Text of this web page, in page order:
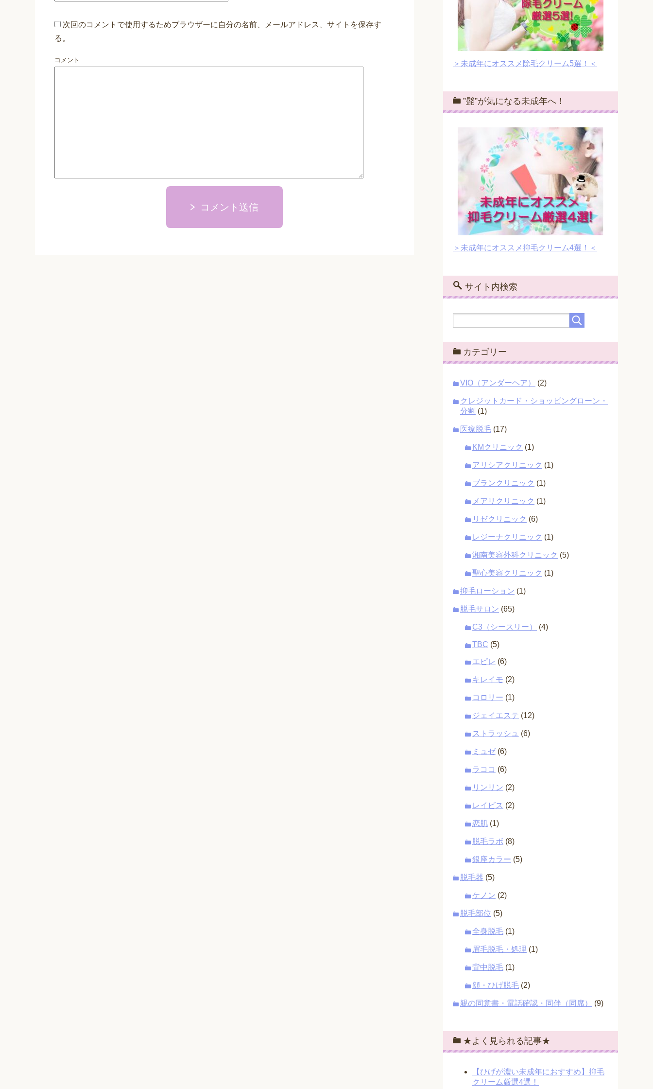
次回のコメントで使用するためブラウザーに自分の名前、メールアドレス、サイトを保存す
る。
コメント
コメント送信
＞未成年にオススメ除毛クリーム5選！＜
”髭”が気になる未成年へ！
＞未成年にオススメ抑毛クリーム4選！＜
サイト内検索
カテゴリー
VIO（アンダーヘア） (2)
クレジットカード・ショッピングローン・
分割 (1)
医療脱毛 (17)
KMクリニック (1)
アリシアクリニック (1)
ブランクリニック (1)
メアリクリニック (1)
リゼクリニック (6)
レジーナクリニック (1)
湘南美容外科クリニック (5)
聖心美容クリニック (1)
抑毛ローション (1)
脱毛サロン (65)
C3（シースリー） (4)
TBC (5)
エピレ (6)
キレイモ (2)
コロリー (1)
ジェイエステ (12)
ストラッシュ (6)
ミュゼ (6)
ラココ (6)
リンリン (2)
レイビス (2)
恋肌 (1)
脱毛ラボ (8)
銀座カラー (5)
脱毛器 (5)
ケノン (2)
脱毛部位 (5)
全身脱毛 (1)
眉毛脱毛・処理 (1)
背中脱毛 (1)
顔・ひげ脱毛 (2)
親の同意書・電話確認・同伴（同席） (9)
★よく見られる記事★
【ひげが濃い未成年におすすめ】抑毛
クリーム厳選4選！